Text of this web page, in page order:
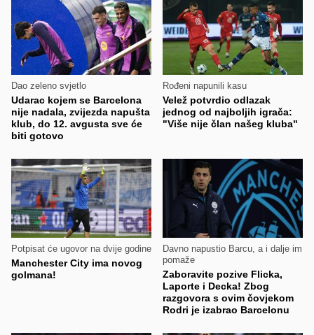
Dao zeleno svjetlo
Udarac kojem se Barcelona
nije nadala, zvijezda napušta
klub, do 12. avgusta sve će
biti gotovo
Rođeni napunili kasu
Velež potvrdio odlazak
jednog od najboljih igrača:
"Više nije član našeg kluba"
Potpisat će ugovor na dvije godine
Manchester City ima novog
golmana!
Davno napustio Barcu, a i dalje im
pomaže
Zaboravite pozive Flicka,
Laporte i Decka! Zbog
razgovora s ovim čovjekom
Rodri je izabrao Barcelonu